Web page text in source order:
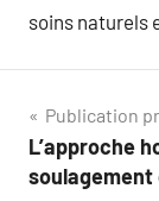
soins naturels
de
Publication
L’approche
soulagement